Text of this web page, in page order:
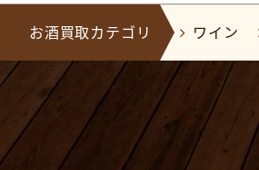
お酒買取カテゴリ ワイン